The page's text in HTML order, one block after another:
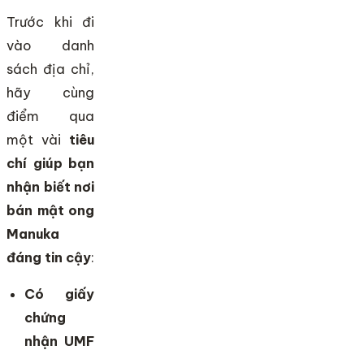
Trước khi đi
vào danh
sách địa chỉ,
hãy cùng
điểm qua
một vài tiêu
chí giúp bạn
nhận biết nơi
bán mật ong
Manuka
đáng tin cậy:
Có giấy
chứng
nhận UMF